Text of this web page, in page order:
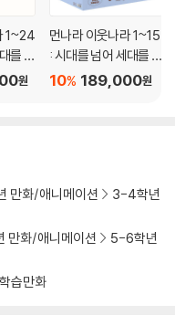
1~24
를 넘
원
먼나라 이웃나라 1~15
: 시대를 넘어 세대를 넘
어 A세트189,000원
10%
만화/애니메이션
3-4학년
만화/애니메이션
5-6학년
학습만화